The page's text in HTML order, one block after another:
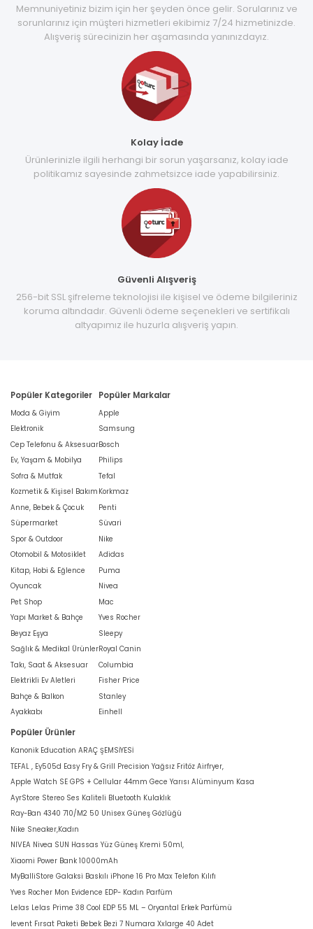
Memnuniyetiniz bizim için her şeyden önce gelir. Sorularınız ve
sorunlarınız için müşteri hizmetleri ekibimiz 7/24 hizmetinizde.
Alışveriş sürecinizin her aşamasında yanınızdayız.
Kolay İade
Ürünlerinizle ilgili herhangi bir sorun yaşarsanız, kolay iade
politikamız sayesinde zahmetsizce iade yapabilirsiniz.
Güvenli Alışveriş
256-bit SSL şifreleme teknolojisi ile kişisel ve ödeme bilgileriniz
koruma altındadır. Güvenli ödeme seçenekleri ve sertifikalı
altyapımız ile huzurla alışveriş yapın.
Popüler Kategoriler
Moda & Giyim
Elektronik
Cep Telefonu & Aksesuar
Ev, Yaşam & Mobilya
Sofra & Mutfak
Kozmetik & Kişisel Bakım
Anne, Bebek & Çocuk
Süpermarket
Spor & Outdoor
Otomobil & Motosiklet
Kitap, Hobi & Eğlence
Oyuncak
Pet Shop
Yapı Market & Bahçe
Beyaz Eşya
Sağlık & Medikal Ürünler
Takı, Saat & Aksesuar
Elektrikli Ev Aletleri
Bahçe & Balkon
Ayakkabı
Popüler Markalar
Apple
Samsung
Bosch
Philips
Tefal
Korkmaz
Penti
Süvari
Nike
Adidas
Puma
Nivea
Mac
Yves Rocher
Sleepy
Royal Canin
Columbia
Fisher Price
Stanley
Einhell
Popüler Ürünler
Kanonik Education ARAÇ ŞEMSİYESİ
TEFAL , Ey505d Easy Fry & Grill Precision Yağsız Fritöz Airfryer,
Apple Watch SE GPS + Cellular 44mm Gece Yarısı Alüminyum Kasa
AyrStore Stereo Ses Kaliteli Bluetooth Kulaklık
Ray-Ban 4340 710/M2 50 Unisex Güneş Gözlüğü
Nike Sneaker,Kadın
NIVEA Nivea SUN Hassas Yüz Güneş Kremi 50ml,
Xiaomi Power Bank 10000mAh
MyBalliStore Galaksi Baskılı iPhone 16 Pro Max Telefon Kılıfı
Yves Rocher Mon Evidence EDP- Kadın Parfüm
Lelas Lelas Prime 38 Cool EDP 55 ML – Oryantal Erkek Parfümü
levent Fırsat Paketi Bebek Bezi 7 Numara Xxlarge 40 Adet